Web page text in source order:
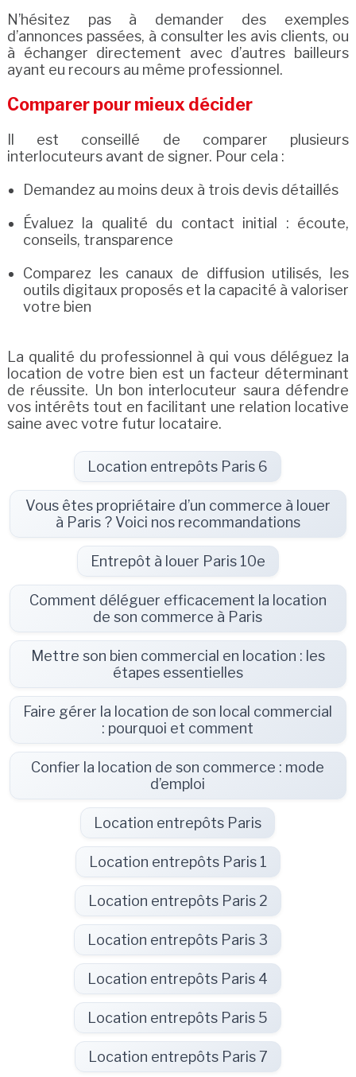
N’hésitez pas à demander des exemples
d’annonces passées, à consulter les avis clients, ou
à échanger directement avec d’autres bailleurs
ayant eu recours au même professionnel.
Comparer pour mieux décider
Il est conseillé de comparer plusieurs
interlocuteurs avant de signer. Pour cela :
Demandez au moins deux à trois devis détaillés
Évaluez la qualité du contact initial : écoute,
conseils, transparence
Comparez les canaux de diffusion utilisés, les
outils digitaux proposés et la capacité à valoriser
votre bien
La qualité du professionnel à qui vous déléguez la
location de votre bien est un facteur déterminant
de réussite. Un bon interlocuteur saura défendre
vos intérêts tout en facilitant une relation locative
saine avec votre futur locataire.
Location entrepôts Paris 6
Vous êtes propriétaire d’un commerce à louer
à Paris ? Voici nos recommandations
Entrepôt à louer Paris 10e
Comment déléguer efficacement la location
de son commerce à Paris
Mettre son bien commercial en location : les
étapes essentielles
Faire gérer la location de son local commercial
: pourquoi et comment
Confier la location de son commerce : mode
d’emploi
Location entrepôts Paris
Location entrepôts Paris 1
Location entrepôts Paris 2
Location entrepôts Paris 3
Location entrepôts Paris 4
Location entrepôts Paris 5
Location entrepôts Paris 7